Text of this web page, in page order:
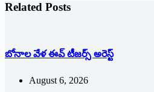
Related Posts
బోనాల వేళ ఈవ్‌ ‌టీజర్స్ అరెస్ట్
August 6, 2026